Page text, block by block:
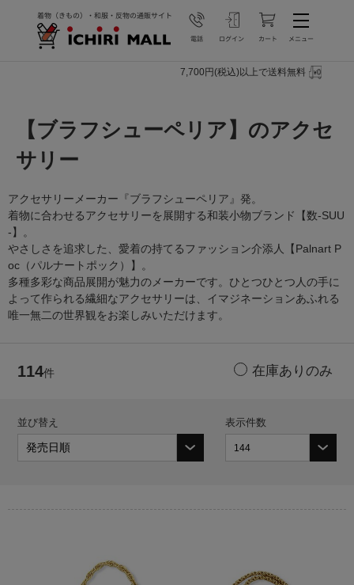
7,700円(税込)以上で送料無料
【ブラフシューペリア】のアクセ
サリー
アクセサリーメーカー『ブラフシューペリア』発。
着物に合わせるアクセサリーを展開する和装小物ブランド【数-SUU
-】。
やさしさを追求した、愛着の持てるファッション介添人【Palnart P
oc（パルナートポック）】。
多種多彩な商品展開が魅力のメーカーです。ひとつひとつ人の手に
よって作られる繊細なアクセサリーは、イマジネーションあふれる
唯一無二の世界観をお楽しみいただけます。
114件
並び替え 表示件数